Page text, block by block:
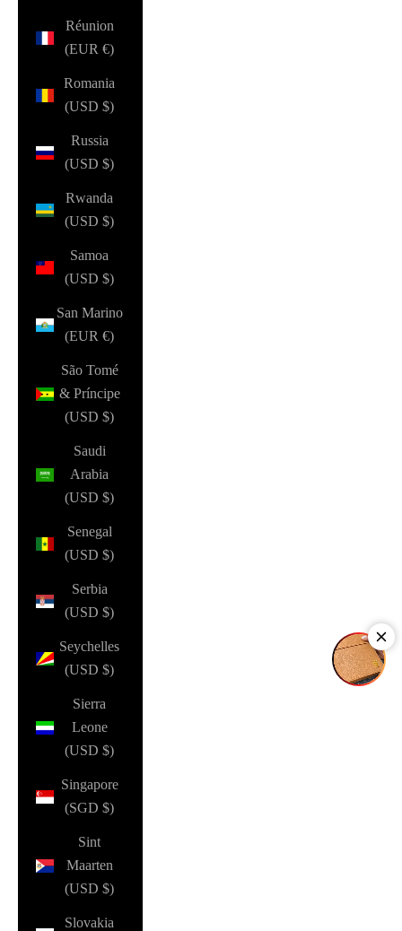
Réunion
(EUR €)
Romania
(USD $)
Russia
(USD $)
Rwanda
(USD $)
Samoa
(USD $)
San Marino
(EUR €)
São Tomé
& Príncipe
(USD $)
Saudi
Arabia
(USD $)
Senegal
(USD $)
Serbia
(USD $)
Seychelles
(USD $)
Sierra
Leone
(USD $)
Singapore
(SGD $)
Sint
Maarten
(USD $)
Slovakia